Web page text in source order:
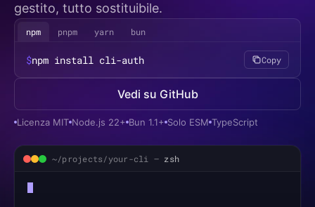
gestito, tutto sostituibile.
npm pnpm yarn bun
$npm install cli-auth Copy
Vedi su GitHub
Licenza MIT Node.js 22+ Bun 1.1+ Solo ESM TypeScript
~/projects/your-cli — zsh